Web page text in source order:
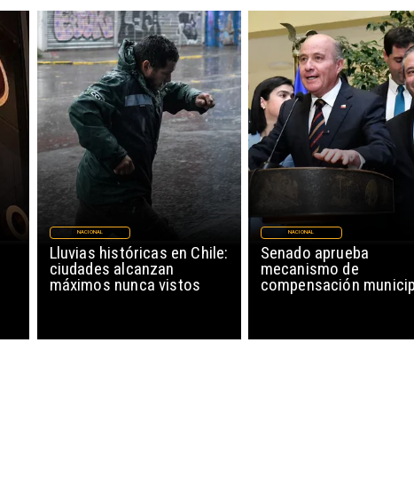
Lluvias históricas en Chile:
ciudades alcanzan
máximos nunca vistos
NACIONAL
Senado aprueba
mecanismo de
compensación
NACIONAL